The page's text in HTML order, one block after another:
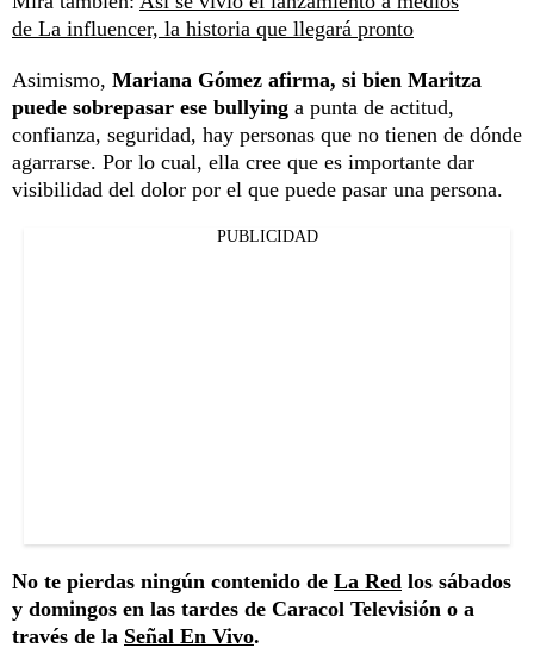
de La influencer, la historia que llegará pronto
Asimismo, Mariana Gómez afirma, si bien Maritza
puede sobrepasar ese bullying a punta de actitud,
confianza, seguridad, hay personas que no tienen de dónde
agarrarse. Por lo cual, ella cree que es importante dar
visibilidad del dolor por el que puede pasar una persona.
PUBLICIDAD
No te pierdas ningún contenido de La Red los sábados
y domingos en las tardes de Caracol Televisión o a
través de la Señal En Vivo.